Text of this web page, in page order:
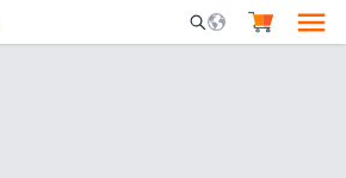
Mobile Search